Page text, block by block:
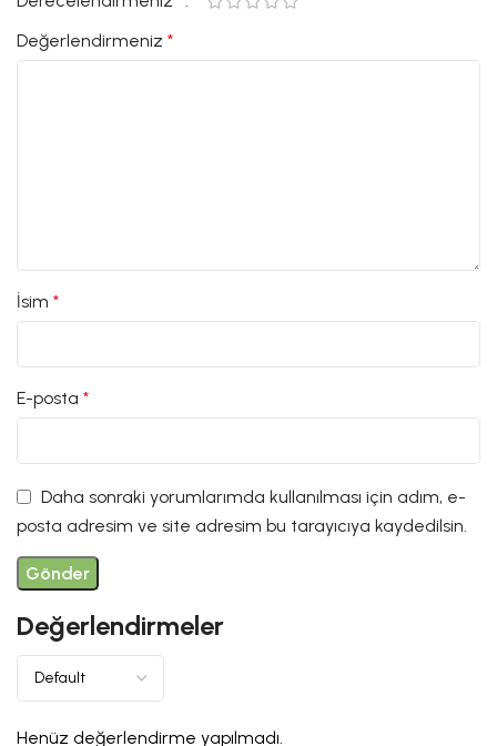
Değerlendirmeler
Henüz değerlendirme yapılmadı.
Değerlendirmeniz*
İsim*
E-posta*
Daha sonraki yorumlarımda kullanılması için adım, e-
posta adresim ve site adresim bu tarayıcıya kaydedilsin.